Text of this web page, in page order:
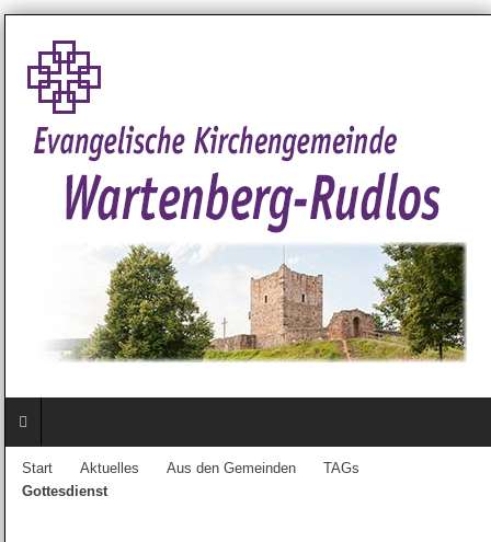
Start Aktuelles Aus den Gemeinden
TAGs
Gottesdienst